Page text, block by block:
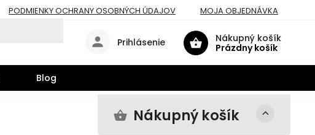
PODMIENKY OCHRANY OSOBNÝCH ÚDAJOV MOJA OBJEDNÁVKA
Nákupný košík
Prázdny košík
Prihlásenie
Blog
Nákupný košík